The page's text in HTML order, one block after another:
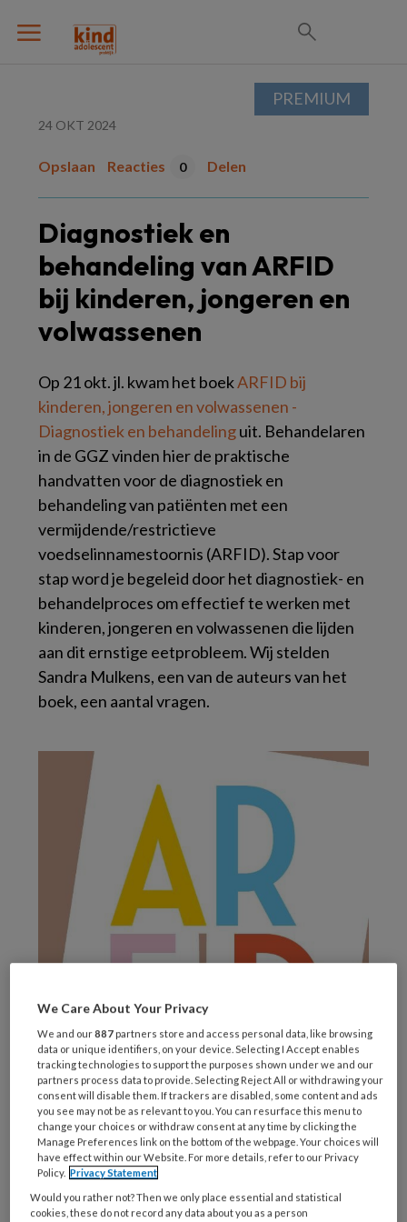
24 OKT 2024
Opslaan Reacties 0 Delen
Diagnostiek en
behandeling van ARFID
bij kinderen, jongeren en
volwassenen
Op 21 okt. jl. kwam het boekARFID bij
kinderen, jongeren en volwassenen -
Diagnostiek en behandelinguit. Behandelaren
in de GGZ vinden hier de praktische
handvatten voor de diagnostiek en
behandeling van patiënten met een
vermijdende/restrictieve
voedselinnamestoornis (ARFID). Stap voor
stap word je begeleid door het diagnostiek- en
behandelproces om effectief te werken met
kinderen, jongeren en volwassenen die lijden
aan dit ernstige eetprobleem. Wij stelden
Sandra Mulkens, een van de auteurs van het
boek, een aantal vragen.
PREMIUM
We Care About Your Privacy
We and our887 partners store and access personal data, like browsing
data or unique identifiers, on your device. Selecting I Accept enables
tracking technologies to support the purposes shown under we and our
partners process data to provide. Selecting Reject All or withdrawing your
consent will disable them. If trackers are disabled, some content and ads
you see may not be as relevant to you. You can resurface this menu to
change your choices or withdraw consent at any time by clicking the
Manage Preferences link on the bottom of the webpage. Your choices will
have effect within our Website. For more details, refer to our Privacy
Policy. Privacy Statement
Would you rather not? Then we only place essential and statistical
cookies, these do not record any data about you as a person